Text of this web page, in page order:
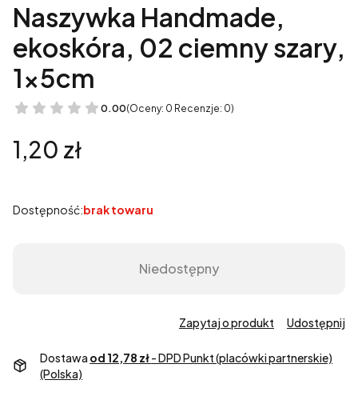
Naszywka Handmade,
ekoskóra, 02 ciemny szary,
1x5cm
0.00(Oceny: 0 Recenzje: 0)
Cena
1,20 zł
Dostępność:brak towaru
Niedostępny
Zapytaj o produkt Udostępnij
Dostawa od 12,78 zł- DPD Punkt (placówki partnerskie)
(Polska)